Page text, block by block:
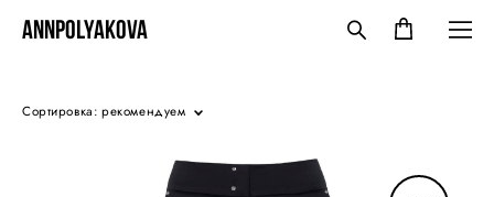
ANNPOLYAKOVA
Сортировка: рекомендуем